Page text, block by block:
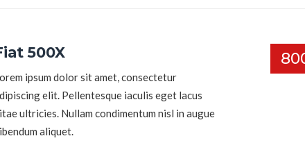
500X
ipsum dolor sit amet, consectetur
elit. Pellentesque iaculis eget lacus
ultricies. Nullam condimentum nisl in augue
aliquet.